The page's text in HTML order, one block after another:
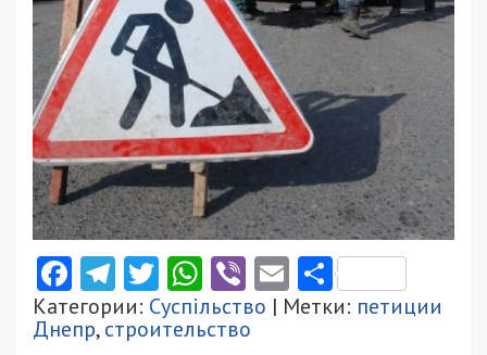
Facebook
Telegram
Twitter
WhatsApp
ViberEmail
Категории: Суспільство | Метки: петиции
Днепр,строительство